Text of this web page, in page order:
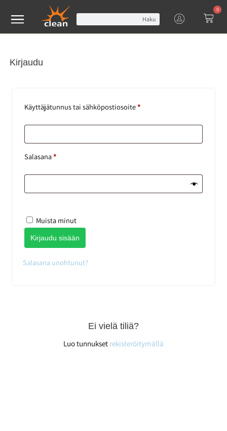
Haku
0
Kirjaudu
Käyttäjätunnus tai sähköpostiosoite*
Salasana*
Muista minut
Kirjaudu sisään
Salasana unohtunut?
Ei vielä tiliä?
Luo tunnukset rekisteröitymällä